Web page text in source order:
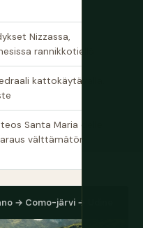
Nizzassa,
rannikkotiellä
kattokäytävällä,
Santa Maria delle
välttämätön.
→ Como-järvi → Udine